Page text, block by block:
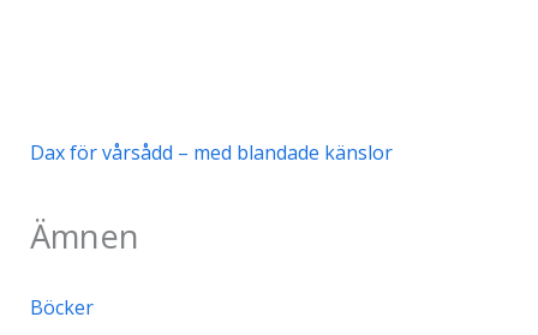
Dax för vårsådd – med blandade känslor
Ämnen
Böcker